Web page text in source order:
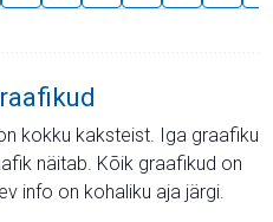
kokku kaksteist. Iga graafiku
näitab. Kõik graafikud on
info on kohaliku aja järgi.